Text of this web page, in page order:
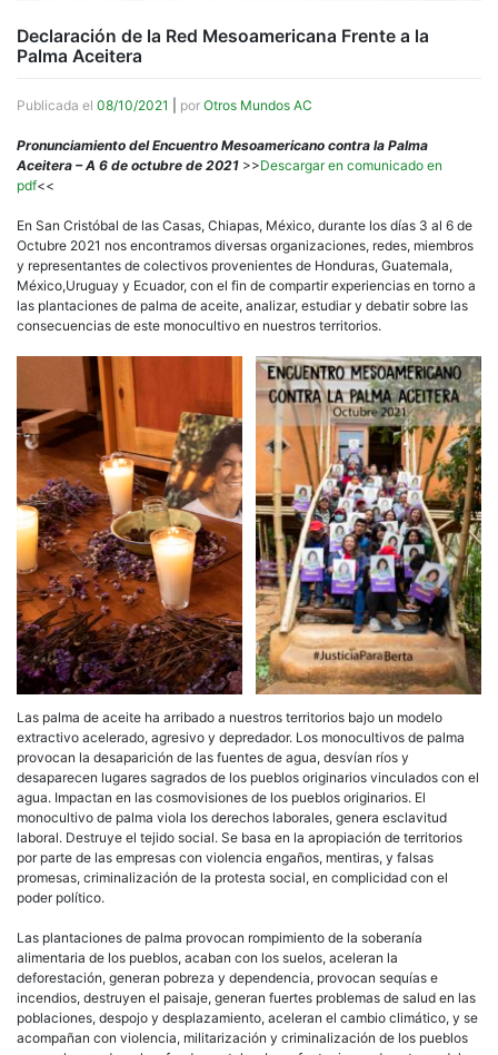
Declaración de la Red Mesoamericana Frente a la
Palma Aceitera
Publicada el 08/10/2021 por Otros Mundos AC
Pronunciamiento del Encuentro Mesoamericano contra la Palma
Aceitera – A 6 de octubre de 2021 >>Descargar en comunicado en
pdf<<
En San Cristóbal de las Casas, Chiapas, México, durante los días 3 al 6 de
Octubre 2021 nos encontramos diversas organizaciones, redes, miembros
y representantes de colectivos provenientes de Honduras, Guatemala,
México,Uruguay y Ecuador, con el fin de compartir experiencias en torno a
las plantaciones de palma de aceite, analizar, estudiar y debatir sobre las
consecuencias de este monocultivo en nuestros territorios.
Las palma de aceite ha arribado a nuestros territorios bajo un modelo
extractivo acelerado, agresivo y depredador. Los monocultivos de palma
provocan la desaparición de las fuentes de agua, desvían ríos y
desaparecen lugares sagrados de los pueblos originarios vinculados con el
agua. Impactan en las cosmovisiones de los pueblos originarios. El
monocultivo de palma viola los derechos laborales, genera esclavitud
laboral. Destruye el tejido social. Se basa en la apropiación de territorios
por parte de las empresas con violencia engaños, mentiras, y falsas
promesas, criminalización de la protesta social, en complicidad con el
poder político.
Las plantaciones de palma provocan rompimiento de la soberanía
alimentaria de los pueblos, acaban con los suelos, aceleran la
deforestación, generan pobreza y dependencia, provocan sequías e
incendios, destruyen el paisaje, generan fuertes problemas de salud en las
poblaciones, despojo y desplazamiento, aceleran el cambio climático, y se
acompañan con violencia, militarización y criminalización de los pueblos